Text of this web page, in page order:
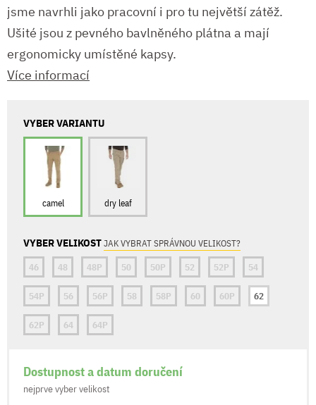
jsme navrhli jako pracovní i pro tu největší zátěž.
Ušité jsou z pevného bavlněného plátna a mají
ergonomicky umístěné kapsy.
Více informací
VYBER VARIANTU
camel dry leaf
VYBER VELIKOSTJAK VYBRAT SPRÁVNOU VELIKOST?
46
48 48P 50 50P 52 52P 54
54P 56 56P 58 58P 60 60P 62
62P 64 64P
Dostupnost a datum doručení
nejprve vyber velikost